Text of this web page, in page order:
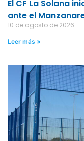
El CF La Solana
ante el
10 de agosto de 2026
Leer más »